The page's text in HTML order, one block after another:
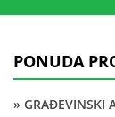
PONUDA
» GRAĐEVINSKI